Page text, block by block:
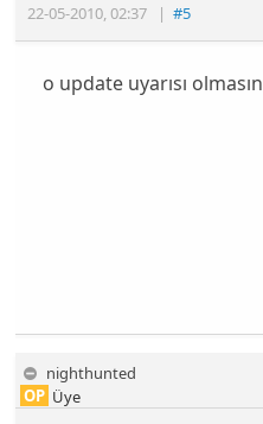
22-05-2010,02:37 |#5
o update uyarısı
nighthunted
OP Üye